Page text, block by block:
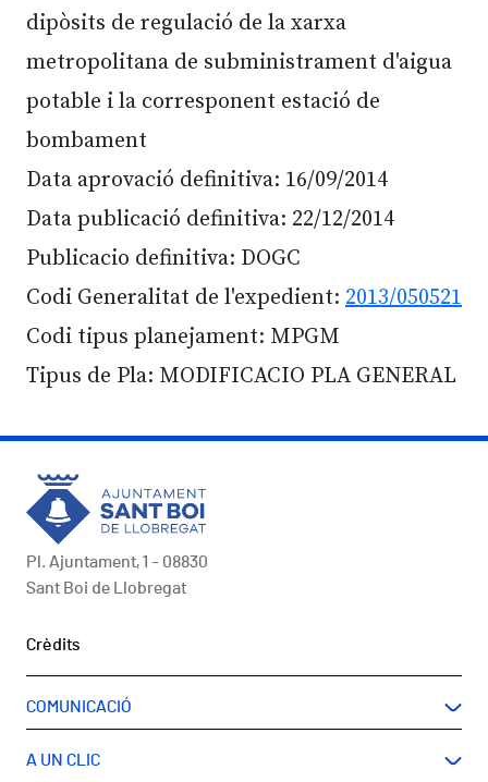
dipòsits de regulació de la xarxa
metropolitana de subministrament d'aigua
potable i la corresponent estació de
bombament
Data aprovació definitiva: 16/09/2014
Data publicació definitiva: 22/12/2014
Publicacio definitiva: DOGC
Codi Generalitat de l'expedient: 2013/050521
Codi tipus planejament: MPGM
Tipus de Pla: MODIFICACIO PLA GENERAL
Pl. Ajuntament, 1 - 08830
Sant Boi de Llobregat
Peu
Crèdits
COMUNICACIÓ
A UN CLIC